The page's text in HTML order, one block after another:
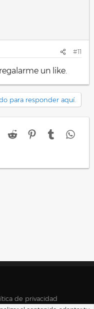
#11
un like.
para responder aquí.
LinkedIn
Reddit PinterestTumblr
de privacidad